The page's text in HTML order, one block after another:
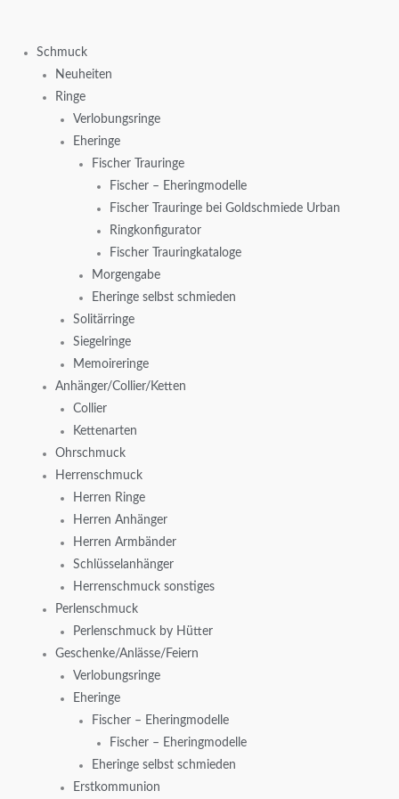
springenSchmuck
Neuheiten
Ringe
Verlobungsringe
Eheringe
Fischer Trauringe
Fischer – Eheringmodelle
Fischer Trauringe bei Goldschmiede Urban
Ringkonfigurator
Fischer Trauringkataloge
Morgengabe
Eheringe selbst schmieden
Solitärringe
Siegelringe
Memoireringe
Anhänger/Collier/Ketten
Collier
Kettenarten
Ohrschmuck
Herrenschmuck
Herren Ringe
Herren Anhänger
Herren Armbänder
Schlüsselanhänger
Herrenschmuck sonstiges
Perlenschmuck
Perlenschmuck by Hütter
Geschenke/Anlässe/Feiern
Verlobungsringe
Eheringe
Fischer – Eheringmodelle
Fischer – Eheringmodelle
Eheringe selbst schmieden
Erstkommunion